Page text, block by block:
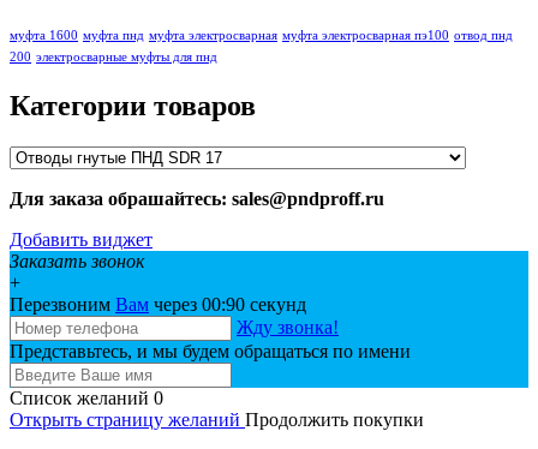
муфта 1600 муфта пнд муфта электросварная муфта электросварная пэ100 отвод пнд
200 электросварные муфты для пнд
Категории товаров
Для заказа обрашайтесь: sales@pndproff.ru
Добавить виджет
Заказать звонок
+
Перезвоним Вам через 00:90 секунд
Жду звонка!
Представьтесь, и мы будем обращаться по имени
Список желаний 0
Открыть страницу желаний Продолжить покупки